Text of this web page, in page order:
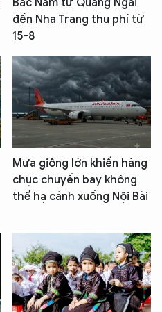
đến Nha Trang thu phí từ
15-8
Mưa giông lớn khiến hàng
chục chuyến bay không
thể hạ cánh xuống Nội Bài